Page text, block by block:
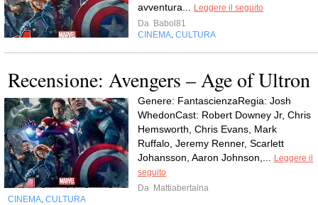
avventura... Leggere il seguito
Da Babol81
CINEMA, CULTURA
Recensione: Avengers – Age of Ultron
Genere: FantascienzaRegia: Josh
WhedonCast: Robert Downey Jr, Chris
Hemsworth, Chris Evans, Mark
Ruffalo, Jeremy Renner, Scarlett
Johansson, Aaron Johnson,... Leggere il
seguito
Da Mattiabertaina
CINEMA, CULTURA